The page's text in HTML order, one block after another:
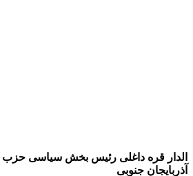
الدار قره داغلی رئیس بخش سیاسی حزب
آذربایجان جنوبی